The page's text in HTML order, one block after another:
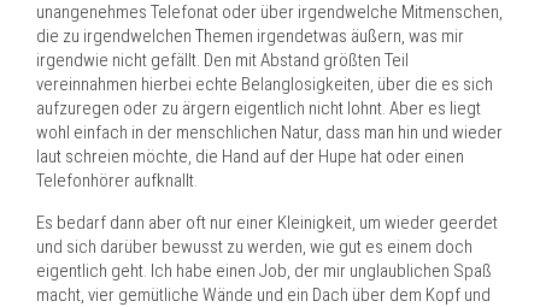
unangenehmes Telefonat oder über irgendwelche Mitmenschen,
die zu irgendwelchen Themen irgendetwas äußern, was mir
irgendwie nicht gefällt. Den mit Abstand größten Teil
vereinnahmen hierbei echte Belanglosigkeiten, über die es sich
aufzuregen oder zu ärgern eigentlich nicht lohnt. Aber es liegt
wohl einfach in der menschlichen Natur, dass man hin und wieder
laut schreien möchte, die Hand auf der Hupe hat oder einen
Telefonhörer aufknallt.
Es bedarf dann aber oft nur einer Kleinigkeit, um wieder geerdet
und sich darüber bewusst zu werden, wie gut es einem doch
eigentlich geht. Ich habe einen Job, der mir unglaublichen Spaß
macht, vier gemütliche Wände und ein Dach über dem Kopf und